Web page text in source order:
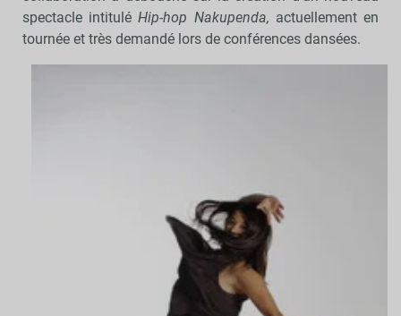
spectacle intituléHip-hop Nakupenda, actuellement en
tournée et très demandé lors de conférences dansées.